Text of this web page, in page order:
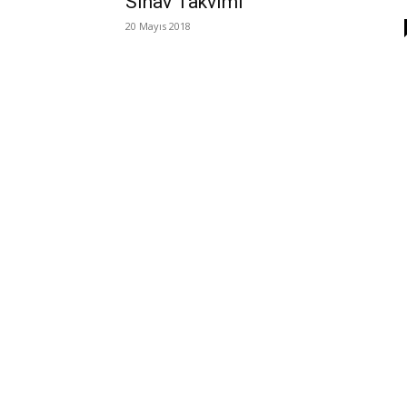
20 Mayıs 2018